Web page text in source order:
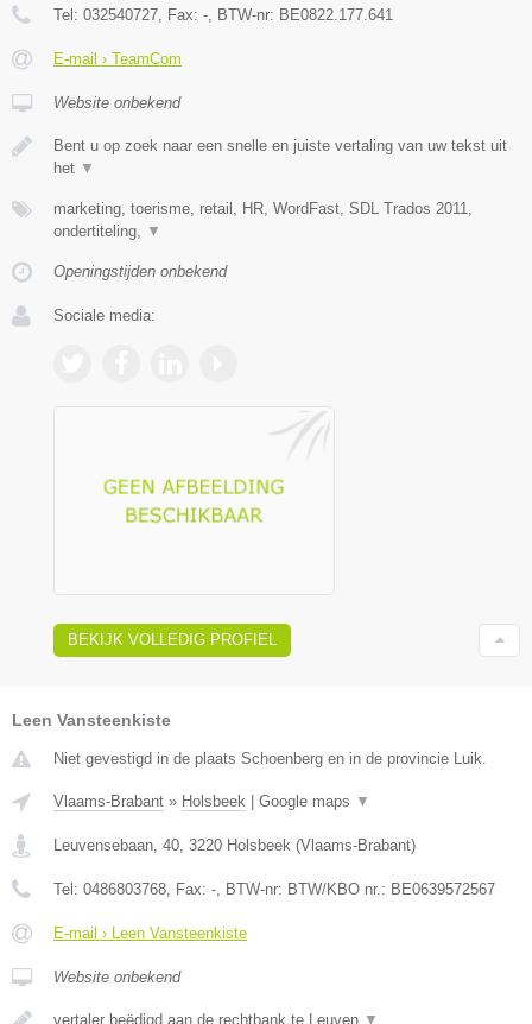
Tel: 032540727 , Fax: - , BTW-nr: BE0822.177.641
E-mail › TeamCom
Website onbekend
Bent u op zoek naar een snelle en juiste vertaling van uw tekst uit
het ▼
marketing, toerisme, retail, HR, WordFast, SDL Trados 2011,
ondertiteling,
▼
Openingstijden onbekend
Sociale media:
BEKIJK VOLLEDIG PROFIEL
Leen Vansteenkiste
Niet gevestigd in de plaats Schoenberg en in de provincie Luik.
Vlaams-Brabant » Holsbeek | Google maps ▼
Leuvensebaan, 40 3220 Holsbeek (Vlaams-Brabant)
Tel: 0486803768 , Fax: - , BTW-nr: BTW/KBO nr.: BE0639572567
E-mail › Leen Vansteenkiste
Website onbekend
vertaler beëdigd aan de rechtbank te Leuven ▼